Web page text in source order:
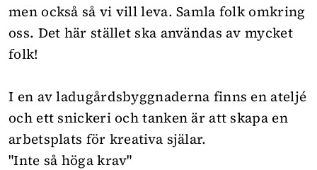
men också så vi vill leva. Samla folk omkring
oss. Det här stället ska användas av mycket
folk!
I en av ladugårdsbyggnaderna finns en ateljé
och ett snickeri och tanken är att skapa en
arbetsplats för kreativa själar.
"Inte så höga krav"